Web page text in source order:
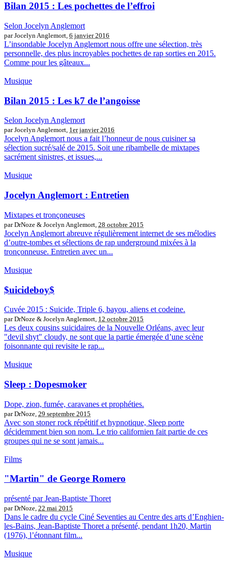
Bilan 2015 : Les pochettes de l’effroi
Selon Jocelyn Anglemort
par Jocelyn Anglemort, 6 janvier 2016
L’insondable Jocelyn Anglemort nous offre une sélection, très
personnelle, des plus incroyables pochettes de rap sorties en 2015.
Comme pour les gâteaux...
Musique
Bilan 2015 : Les k7 de l’angoisse
Selon Jocelyn Anglemort
par Jocelyn Anglemort, 1er janvier 2016
Jocelyn Anglemort nous a fait l’honneur de nous cuisiner sa
sélection sucré/salé de 2015. Soit une ribambelle de mixtapes
sacrément sinistres, et issues,...
Musique
Jocelyn Anglemort : Entretien
Mixtapes et tronçoneuses
par DrNoze & Jocelyn Anglemort, 28 octobre 2015
Jocelyn Anglemort abreuve régulièrement internet de ses mélodies
d’outre-tombes et sélections de rap underground mixées à la
tronçonneuse. Entretien avec un...
Musique
$uicideboy$
Cuvée 2015 : Suicide, Triple 6, bayou, aliens et codeine.
par DrNoze & Jocelyn Anglemort, 12 octobre 2015
Les deux cousins suicidaires de la Nouvelle Orléans, avec leur
"devil shyt" cloudy, ne sont que la partie émergée d’une scène
foisonnante qui revisite le rap...
Musique
Sleep : Dopesmoker
Dope, zion, fumée, caravanes et prophéties.
par DrNoze, 29 septembre 2015
Avec son stoner rock répétitif et hypnotique, Sleep porte
décidemment bien son nom. Le trio californien fait partie de ces
groupes qui ne se sont jamais...
Films
"Martin" de George Romero
présenté par Jean-Baptiste Thoret
par DrNoze, 22 mai 2015
Dans le cadre du cycle Ciné Seventies au Centre des arts d’Enghien-
les-Bains, Jean-Baptiste Thoret a présenté, pendant 1h20, Martin
(1976), l’étonnant film...
Musique